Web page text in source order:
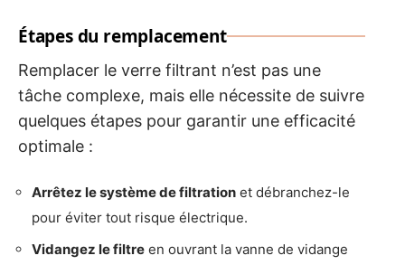
Étapes du remplacement
Remplacer le verre filtrant n’est pas une
tâche complexe, mais elle nécessite de suivre
quelques étapes pour garantir une efficacité
optimale :
Arrêtez le système de filtration et débranchez-le
pour éviter tout risque électrique.
Vidangez le filtre en ouvrant la vanne de vidange